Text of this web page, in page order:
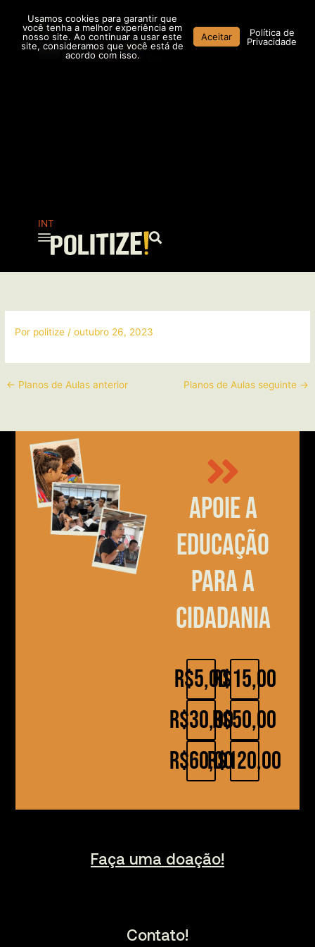
conteúdo
AR MX
INT
Pesquisar
Por politize /outubro 26, 2023
← Planos de Aulas anterior Planos de Aulas seguinte →
Apoie a
educação
para a
cidadania
R$5,00
R$30,00
R$60,00
R$15,00
R$50,00
R$120,00
Faça uma doação!
Contato!
Usamos cookies para garantir que
você tenha a melhor experiência em
nosso site. Ao continuar a usar este
site, consideramos que você está de
acordo com isso.
Aceitar
Política de
Privacidade